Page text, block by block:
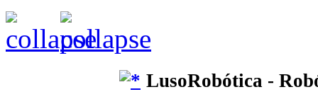
LusoRobótica -